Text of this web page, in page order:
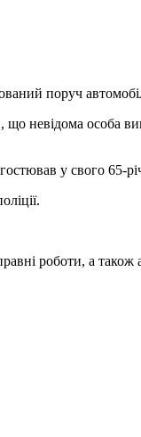
поруч
невідома особа
у свого 65-
роботи, а також